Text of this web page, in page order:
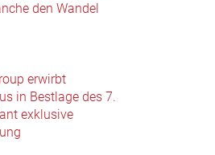
den Wandel
erwirbt
in Bestlage des 7.
exklusive